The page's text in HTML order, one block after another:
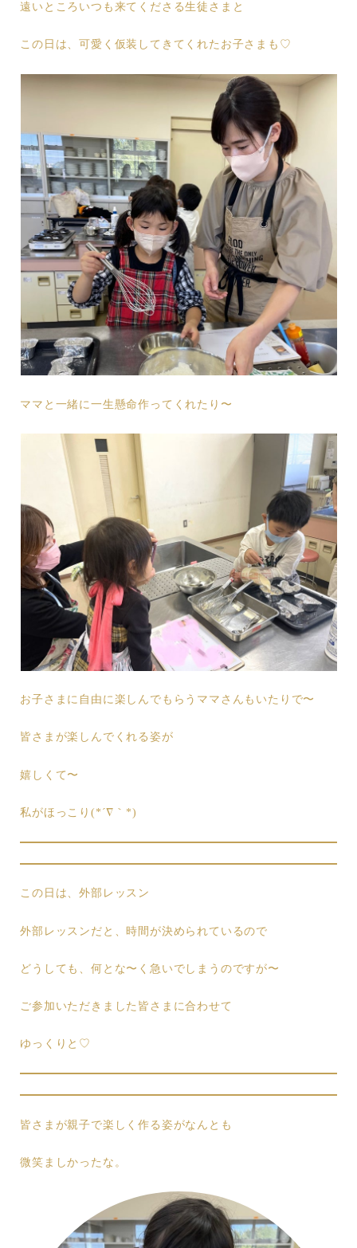
遠いところいつも来てくださる生徒さまと
この日は、可愛く仮装してきてくれたお子さまも♡
ママと一緒に一生懸命作ってくれたり〜
お子さまに自由に楽しんでもらうママさんもいたりで〜
皆さまが楽しんでくれる姿が
嬉しくて〜
私がほっこり(*´∇｀*)
この日は、外部レッスン
外部レッスンだと、時間が決められているので
どうしても、何とな〜く急いでしまうのですが〜
ご参加いただきました皆さまに合わせて
ゆっくりと♡
皆さまが親子で楽しく作る姿がなんとも
微笑ましかったな。